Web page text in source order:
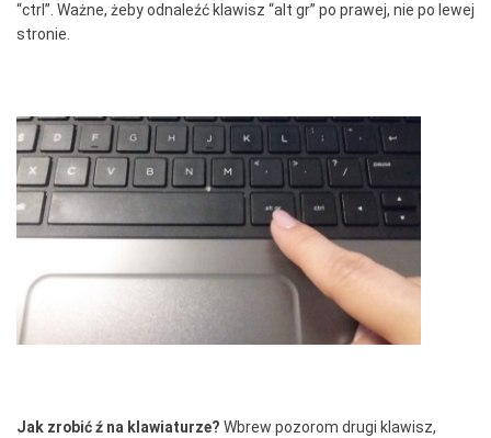
“ctrl”. Ważne, żeby odnaleźć klawisz “alt gr” po prawej, nie po lewej
stronie.
Jak zrobić ź na klawiaturze? Wbrew pozorom drugi klawisz,